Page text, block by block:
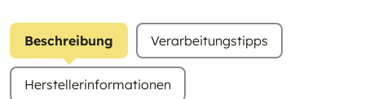
Beschreibung Verarbeitungstipps
Herstellerinformationen